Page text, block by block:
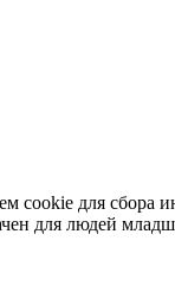
cookie для сбора
для людей